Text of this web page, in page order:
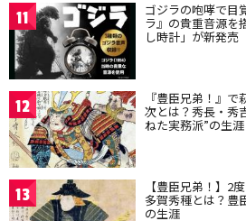
11 ゴジラの咆哮で目
ラ』の貴重音源を
し時計」が新発売
12 『豊臣兄弟！』
次とは？秀長・秀
ねた実務派”の生涯
13 【豊臣兄弟！】2
多賀秀種とは？豊
の生涯